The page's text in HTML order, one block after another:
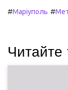
#Маріуполь #
Читайте